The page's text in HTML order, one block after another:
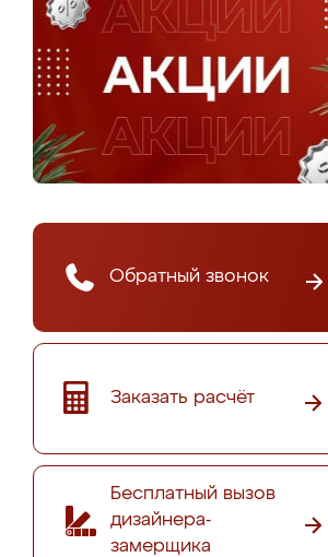
Обратный звонок
Заказать расчёт
Бесплатный вызов
дизайнера-
замерщика